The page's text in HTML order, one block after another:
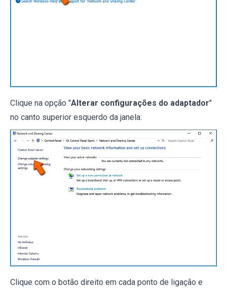
Clique na opção "Alterar configurações do adaptador"
no canto superior esquerdo da janela:
Clique com o botão direito em cada ponto de ligação e